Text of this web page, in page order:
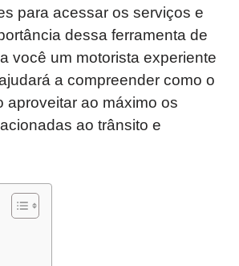
para acessar os serviços e
dessa ferramenta de
você um motorista experiente
a compreender como o
aproveitar ao máximo os
ao trânsito e